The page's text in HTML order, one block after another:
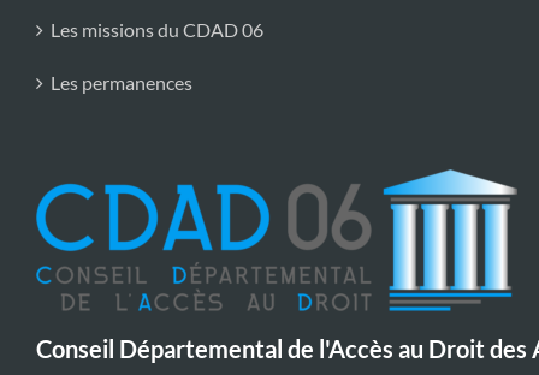
Les missions du CDAD 06
Les permanences
Conseil Départemental de l'Accès au Droit